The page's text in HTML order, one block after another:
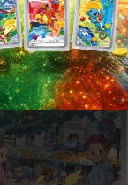
Et Latios GX 170/181
8,50 €